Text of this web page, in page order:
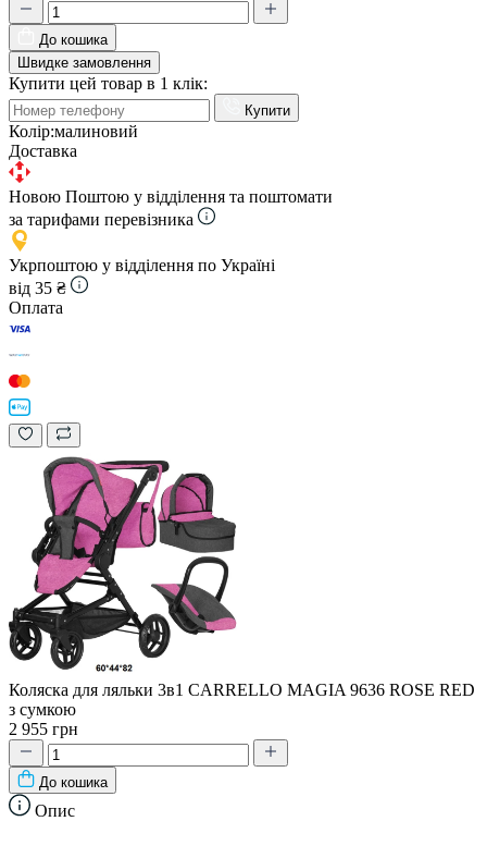
До кошика
Швидке замовлення
Купити цей товар в 1 клік:
Купити
Колір:малиновий
Доставка
Новою Поштою у відділення та поштомати
за тарифами перевізника
Укрпоштою у відділення по Україні
від 35 ₴
Оплата
Коляска для ляльки 3в1 CARRELLO MAGIA 9636 ROSE RED
з сумкою
2 955 грн
До кошика
Опис